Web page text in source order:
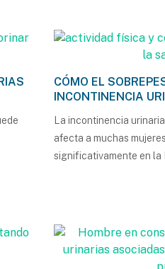
CÓMO EL
INCONTINENCIA
La incontinencia
afecta a muchas
significativamente en la